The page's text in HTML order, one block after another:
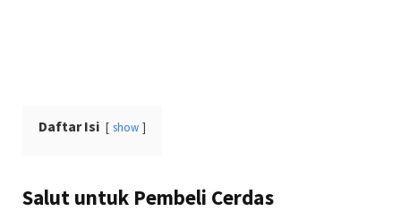
Daftar Isi show
Salut untuk Pembeli Cerdas